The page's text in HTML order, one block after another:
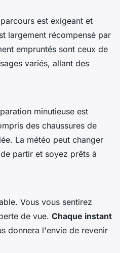
est exigeant et
largement récompensé par
empruntés sont ceux de
variés, allant des
minutieuse est
des chaussures de
La météo peut changer
partir et soyez prêts à
Vous vous sentirez
de vue. Chaque instant
donnera l'envie de revenir